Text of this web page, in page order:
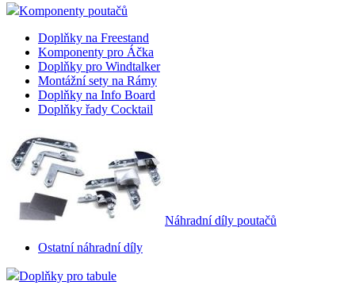
Komponenty poutačů
Doplňky na Freestand
Komponenty pro Áčka
Doplňky pro Windtalker
Montážní sety na Rámy
Doplňky na Info Board
Doplňky řady Cocktail
Náhradní díly poutačů
Ostatní náhradní díly
Doplňky pro tabule